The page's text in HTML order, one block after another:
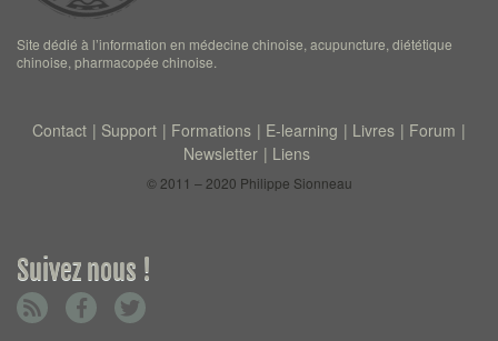
Site dédié à l’information en médecine chinoise, acupuncture, diététique
chinoise, pharmacopée chinoise.
Contact Support Formations E-learning Livres
Forum
Newsletter
Liens
© 2011 – 2020 Philippe Sionneau
Suivez nous !